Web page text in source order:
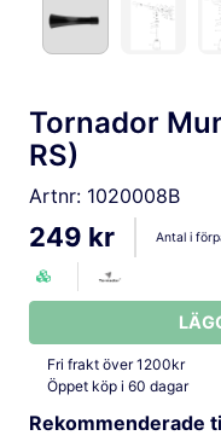
Tornador
RS)
Artnr: 1020008B
249 kr Antal i
Fri frakt över 1200kr
Öppet köp i 60 dagar
Rekommenderade